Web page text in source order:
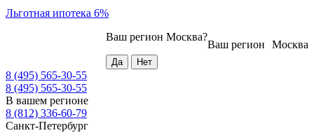
Льготная ипотека 6%
Москва
Ваш регион
Ваш регион Москва?
8 (495) 565-30-55
8 (495) 565-30-55
В вашем регионе
8 (812) 336-60-79
Санкт-Петербург